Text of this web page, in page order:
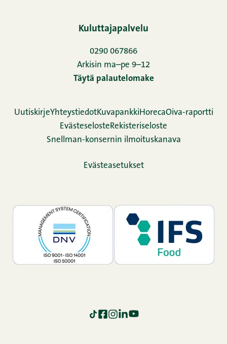
Kuluttajapalvelu
0290 067866
Arkisin ma–pe 9–12
Täytä palautelomake
UutiskirjeYhteystiedotKuvapankki HorecaOiva-raportti
Evästeseloste Rekisteriseloste
Snellman-konsernin ilmoituskanava
Evästeasetukset
TikTok
Facebook
Instagram
LinkedIn
YouTube